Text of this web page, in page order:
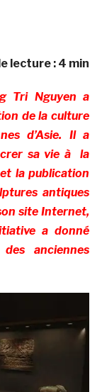
lecture : 4 min
Tri Nguyen a
de la culture
d’Asie. Il a
sa vie à la
la publication
antiques
site Internet,
a donné
anciennes